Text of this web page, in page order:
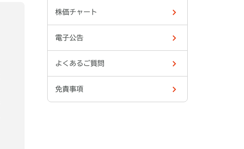
株価チャート
電子公告
よくあるご質問
免責事項